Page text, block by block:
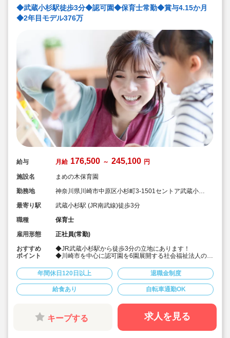
◆武蔵小杉駅徒歩3分◆認可園◆保育士常勤◆賞与4.15か月
◆2年目モデル376万
給与 月給 176,500 ～ 245,100 円
施設名
まめの木保育園
勤務地
神奈川県川崎市中原区小杉町3-1501セントア武蔵小杉
最寄り駅
武蔵小杉駅 (JR南武線)徒歩3分
職種
保育士
雇用形態
正社員(常勤)
おすすめ
ポイント
◆JR武蔵小杉駅から徒歩3分の立地にあります！
◆川崎市を中心に認可園を6園展開する社会福祉法人の求
で、母体運営が安定しており安心です！
◆福利厚生や給与、昇給率等、大変充実しており、いつ
も求人がすぐに埋まる人気の園さんです！
◆賞与は4.15か月分！年間休日数も123日と多いです！
◆大卒の2年目の正職員保育士さんの年収が376万円と高
額です！
◆総合的に休みも給与も園の場所も福利厚生も全て充実
しており、おススメです！
年間休日120日以上 退職金制度
給食あり 自転車通勤OK
キープする 求人を見る